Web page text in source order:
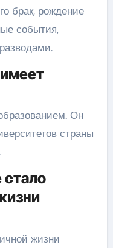
брак, рождение
события,
Он
страны
жизни